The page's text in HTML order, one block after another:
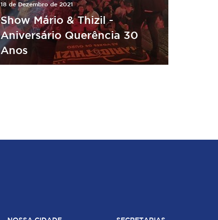
18 de Dezembro de 2021
Show Mário & Thizil -
Aniversário Querência 30
Anos